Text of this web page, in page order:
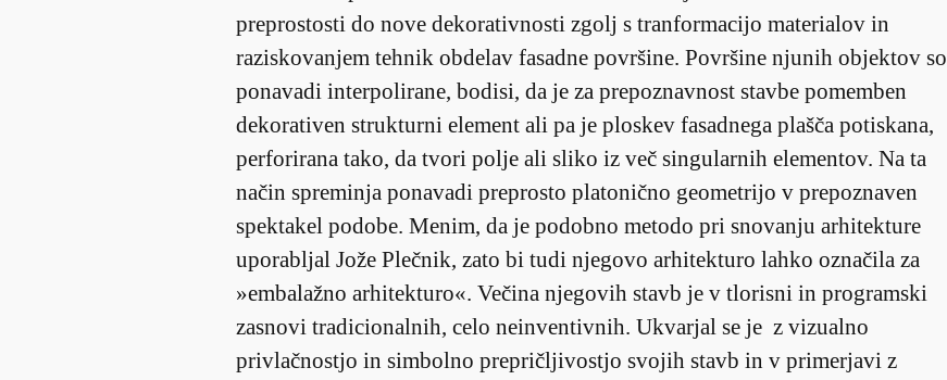
preprostosti do nove dekorativnosti zgolj s tranformacijo materialov in
raziskovanjem tehnik obdelav fasadne površine. Površine njunih objektov so
ponavadi interpolirane, bodisi, da je za prepoznavnost stavbe pomemben
dekorativen strukturni element ali pa je ploskev fasadnega plašča potiskana,
perforirana tako, da tvori polje ali sliko iz več singularnih elementov. Na ta
način spreminja ponavadi preprosto platonično geometrijo v prepoznaven
spektakel podobe. Menim, da je podobno metodo pri snovanju arhitekture
uporabljal Jože Plečnik, zato bi tudi njegovo arhitekturo lahko označila za
»embalažno arhitekturo«. Večina njegovih stavb je v tlorisni in programski
zasnovi tradicionalnih, celo neinventivnih. Ukvarjal se je z vizualno
privlačnostjo in simbolno prepričljivostjo svojih stavb in v primerjavi z